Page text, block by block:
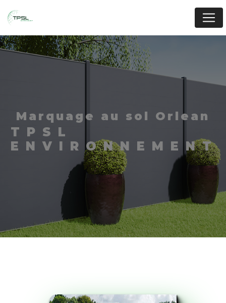
marquage au sol Orlean
TPSL
ENVIRONNEMENT